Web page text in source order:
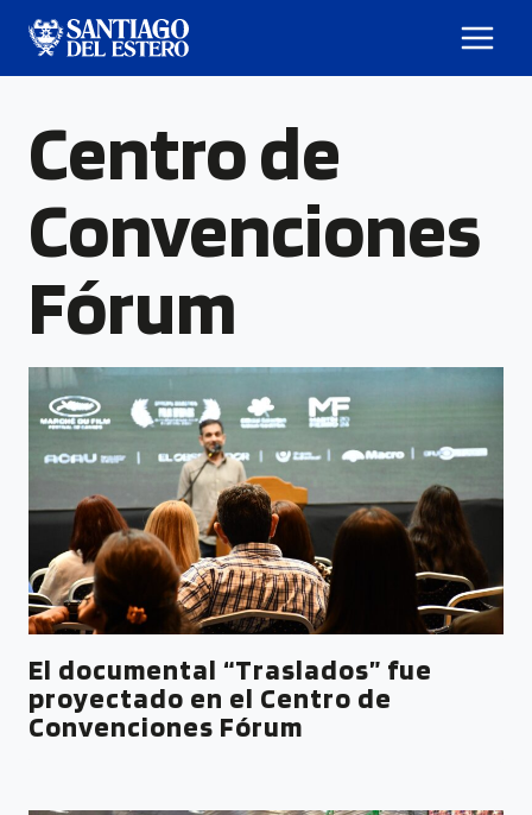
Centro de
Convenciones
Fórum
El documental “Traslados” fue
proyectado en el Centro de
Convenciones Fórum